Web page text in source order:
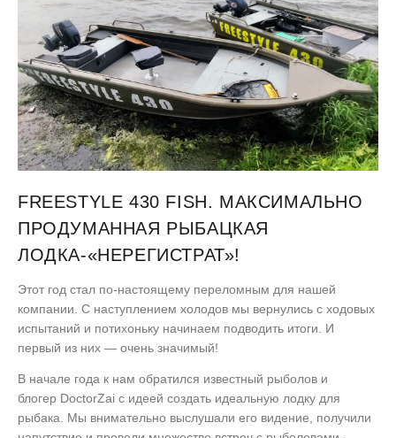
FREESTYLE 430 FISH. МАКСИМАЛЬНО
ПРОДУМАННАЯ РЫБАЦКАЯ
ЛОДКА-«НЕРЕГИСТРАТ»!
Этот год стал по-настоящему переломным для нашей
компании. С наступлением холодов мы вернулись с ходовых
испытаний и потихоньку начинаем подводить итоги. И
первый из них — очень значимый!
В начале года к нам обратился известный рыболов и
блогер DoctorZai с идеей создать идеальную лодку для
рыбака. Мы внимательно выслушали его видение, получили